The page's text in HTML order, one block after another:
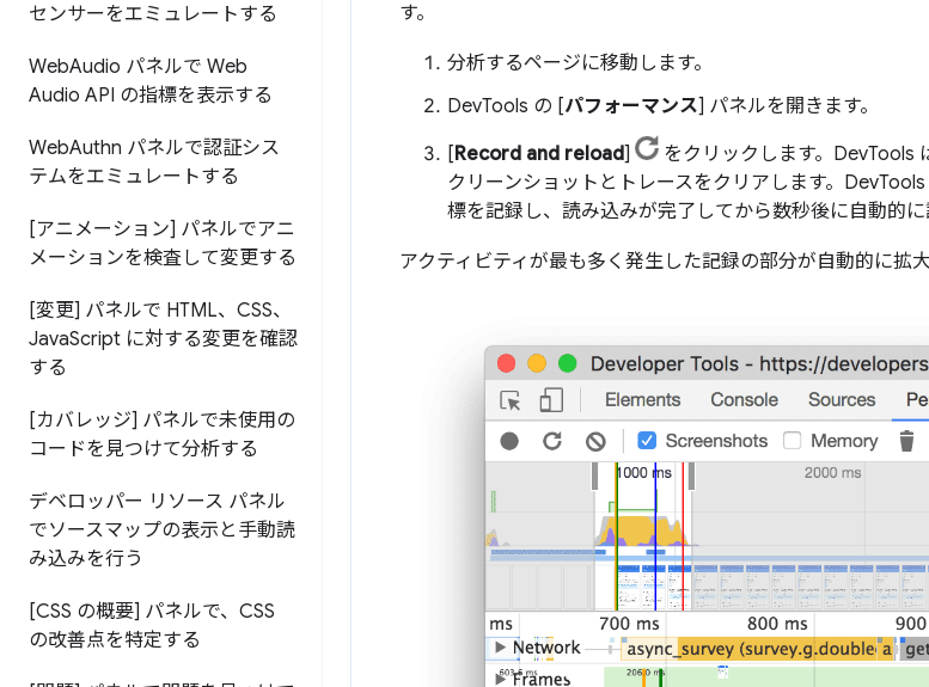
センサーをエミュレートする
WebAudio パネルで Web
Audio API の指標を表示する
WebAuthn パネルで認証シス
テムをエミュレートする
[アニメーション] パネルでアニ
メーションを検査して変更する
[変更] パネルで HTML、CSS、
JavaScript に対する変更を確認
する
[カバレッジ] パネルで未使用の
コードを見つけて分析する
デベロッパー リソース パネル
でソースマップの表示と手動読
み込みを行う
[CSS の概要] パネルで、CSS
の改善点を特定する
す。
分析するページに移動します。
DevTools の [パフォーマンス] パネルを開きます。
[Record and reload] をクリックします。DevTools
クリーンショットとトレースをクリアします。
標を記録し、読み込みが完了してから数秒後に自動的に
アクティビティが最も多く発生した記録の部分が自動的に拡大